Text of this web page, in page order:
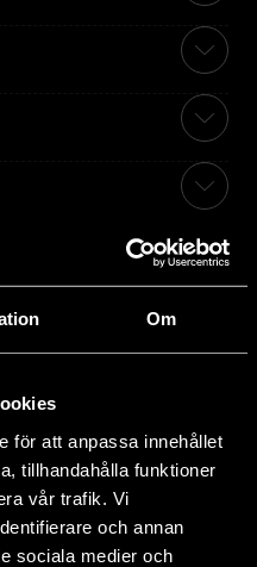
Om
för att anpassa innehållet
tillhandahålla funktioner
vår trafik. Vi
och annan
sociala medier och